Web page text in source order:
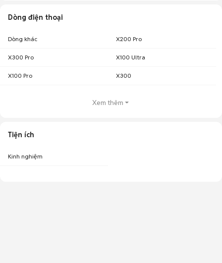
Dòng điện thoại
Dòng khác X200 Pro
X300 Pro X100 Ultra
X100 Pro X300
Xem thêm
Tiện ích
Kinh nghiệm